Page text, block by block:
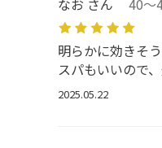
なお さん 40
明らかに効きそ
スパもいいので
2025.05.22